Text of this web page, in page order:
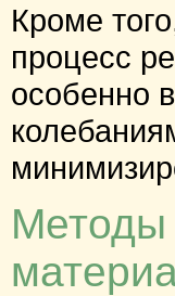
Кроме
процесс
особенно
Методы